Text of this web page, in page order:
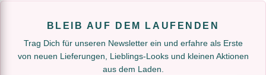
BLEIB AUF DEM LAUFENDEN
Trag Dich für unseren Newsletter ein und erfahre als Erste
von neuen Lieferungen, Lieblings-Looks und kleinen Aktionen
aus dem Laden.